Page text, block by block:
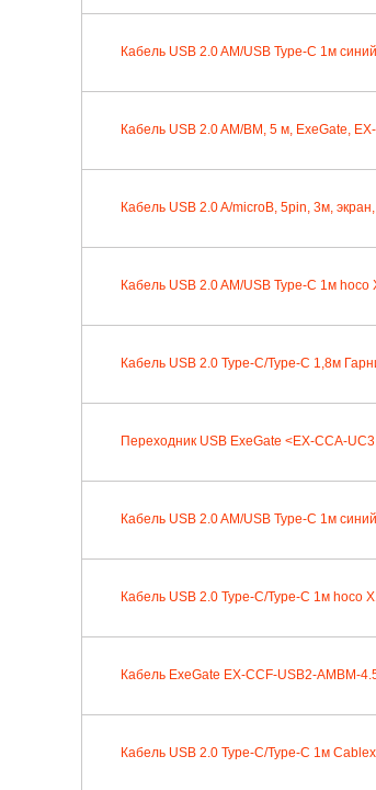
Кабель USB 2.0 AM/USB Type-C 1м
Кабель USB 2.0 AM/BM, 5 м, ExeGate,
Кабель USB 2.0 A/microB, 5pin, 3м,
Кабель USB 2.0 AM/USB Type-C 1м hoco
Кабель USB 2.0 Type-C/Type-C 1,8м
Переходник USB ExeGate <EX-CCA-
Кабель USB 2.0 AM/USB Type-C 1м
Кабель USB 2.0 Type-C/Type-C 1м hoco
Кабель ExeGate EX-CCF-USB2-AMBM-
Кабель USB 2.0 Type-C/Type-C 1м